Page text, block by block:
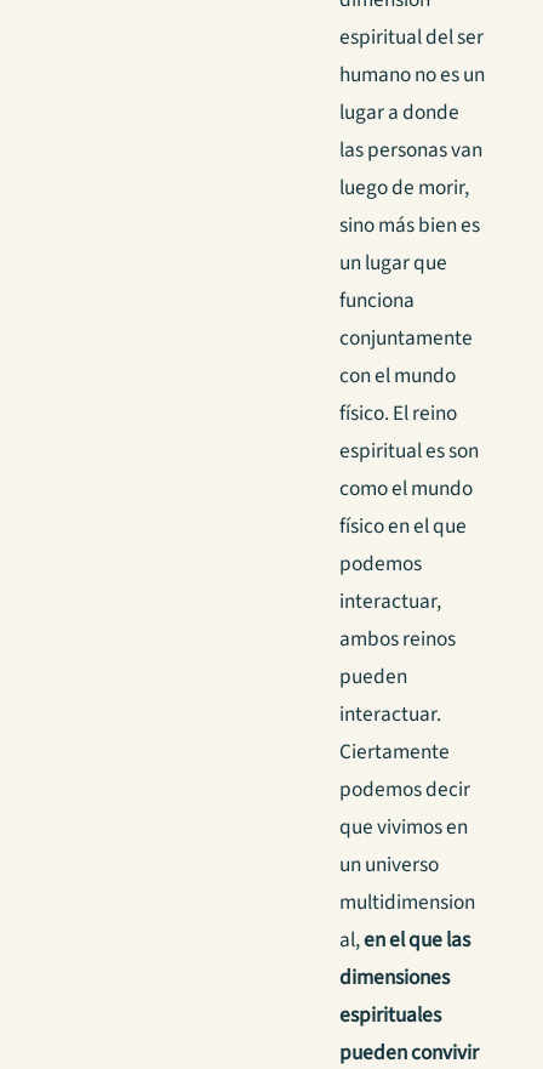
espiritual del ser
humano no es un
lugar a donde
las personas van
luego de morir,
sino más bien es
un lugar que
funciona
conjuntamente
con el mundo
físico. El reino
espiritual es son
como el mundo
físico en el que
podemos
interactuar,
ambos reinos
pueden
interactuar.
Ciertamente
podemos decir
que vivimos en
un universo
multidimension
al,en el que las
dimensiones
espirituales
pueden convivir